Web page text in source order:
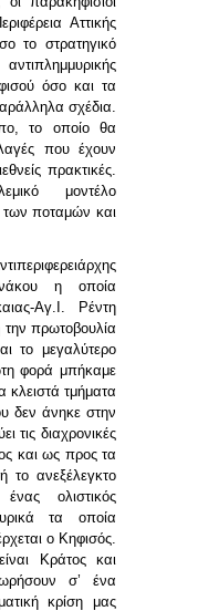
Αττικής
το στρατηγικό
όσο και τα
σχέδια.
το οποίο θα
που έχουν
πρακτικές.
μοντέλο
των ποταμών και
η οποία
Αγ.Ι. Ρέντη
πρωτοβουλία
το μεγαλύτερο
φορά μπήκαμε
κλειστά τμήματα
δεν άνηκε στην
τις διαχρονικές
και ως προς τα
το ανεξέλεγκτο
ολιστικός
τα οποία
ο Κηφισός.
Κράτος και
σ’ ένα
κρίση μας